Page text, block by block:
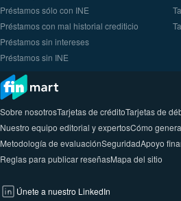
Préstamos sólo con INE
Préstamos con mal historial crediticio
Préstamos sin intereses
Préstamos sin INE
Sobre nosotrosTarjetas de créditoTarjetas de
Nuestro equipo editorial y expertosCómo
Metodología de evaluaciónSeguridadApoyo
Reglas para publicar reseñasMapa del sitio
Únete a nuestro LinkedIn